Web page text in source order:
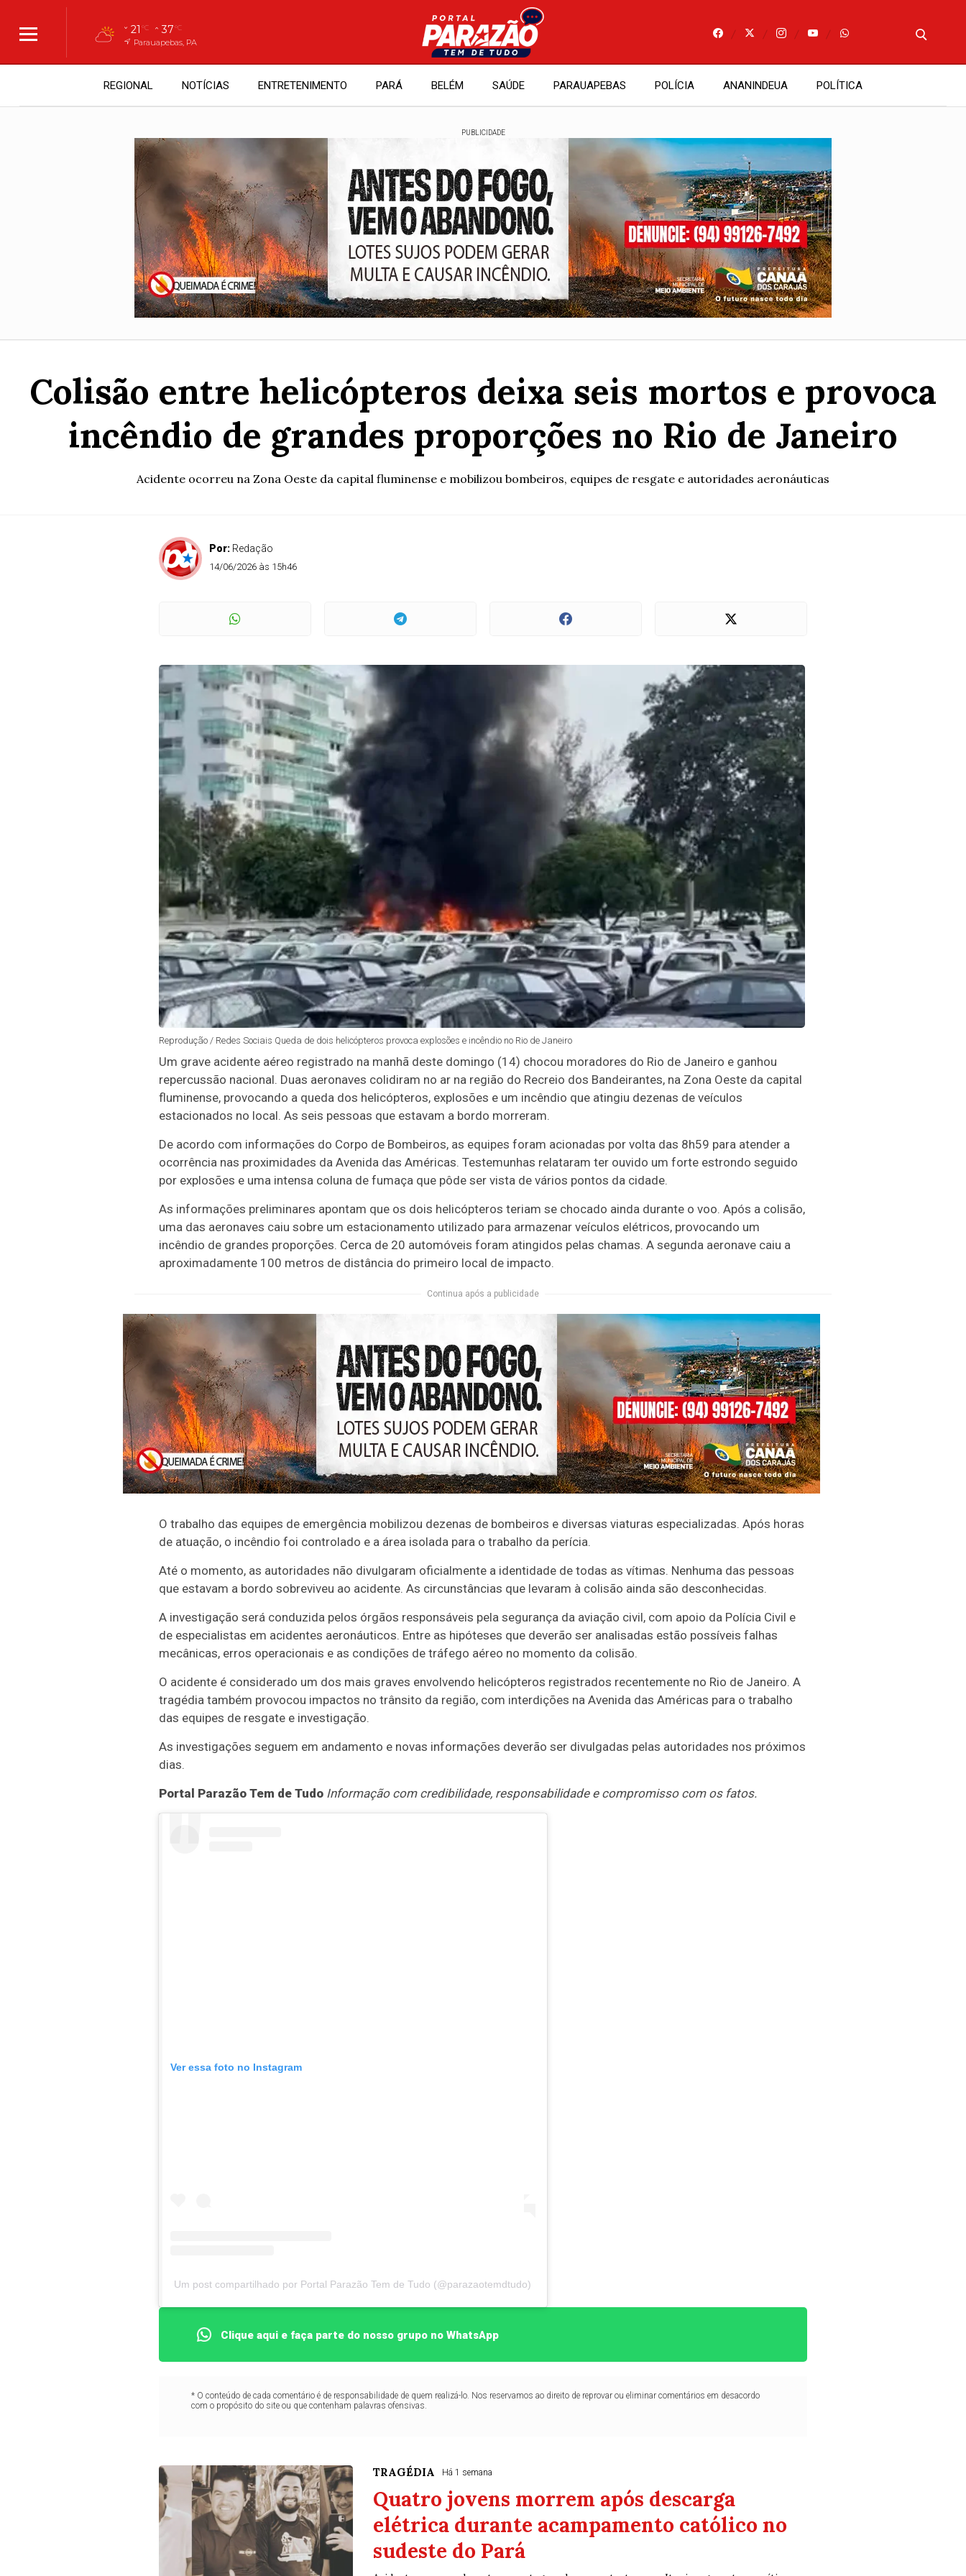
21 °C 37°C
Parauapebas, PA
REGIONAL NOTÍCIAS ENTRETENIMENTO PARÁ BELÉM SAÚDE PARAUAPEBAS POLÍCIA ANANINDEUA POLÍTICA
PUBLICIDADE
Colisão entre helicópteros deixa seis mortos e provoca
incêndio de grandes proporções no Rio de Janeiro
Acidente ocorreu na Zona Oeste da capital fluminense e mobilizou bombeiros, equipes de resgate e autoridades aeronáuticas
Por: Redação
14/06/2026 às 15h46
Reprodução / Redes Sociais Queda de dois helicópteros provoca explosões e incêndio no Rio de Janeiro
Um grave acidente aéreo registrado na manhã deste domingo (14) chocou moradores do Rio de Janeiro e ganhou
repercussão nacional. Duas aeronaves colidiram no ar na região do Recreio dos Bandeirantes, na Zona Oeste da capital
fluminense, provocando a queda dos helicópteros, explosões e um incêndio que atingiu dezenas de veículos
estacionados no local. As seis pessoas que estavam a bordo morreram.
De acordo com informações do Corpo de Bombeiros, as equipes foram acionadas por volta das 8h59 para atender a
ocorrência nas proximidades da Avenida das Américas. Testemunhas relataram ter ouvido um forte estrondo seguido
por explosões e uma intensa coluna de fumaça que pôde ser vista de vários pontos da cidade.
As informações preliminares apontam que os dois helicópteros teriam se chocado ainda durante o voo. Após a colisão,
uma das aeronaves caiu sobre um estacionamento utilizado para armazenar veículos elétricos, provocando um
incêndio de grandes proporções. Cerca de 20 automóveis foram atingidos pelas chamas. A segunda aeronave caiu a
aproximadamente 100 metros de distância do primeiro local de impacto.
Continua após a publicidade
O trabalho das equipes de emergência mobilizou dezenas de bombeiros e diversas viaturas especializadas. Após horas
de atuação, o incêndio foi controlado e a área isolada para o trabalho da perícia.
Até o momento, as autoridades não divulgaram oficialmente a identidade de todas as vítimas. Nenhuma das pessoas
que estavam a bordo sobreviveu ao acidente. As circunstâncias que levaram à colisão ainda são desconhecidas.
A investigação será conduzida pelos órgãos responsáveis pela segurança da aviação civil, com apoio da Polícia Civil e
de especialistas em acidentes aeronáuticos. Entre as hipóteses que deverão ser analisadas estão possíveis falhas
mecânicas, erros operacionais e as condições de tráfego aéreo no momento da colisão.
O acidente é considerado um dos mais graves envolvendo helicópteros registrados recentemente no Rio de Janeiro. A
tragédia também provocou impactos no trânsito da região, com interdições na Avenida das Américas para o trabalho
das equipes de resgate e investigação.
As investigações seguem em andamento e novas informações deverão ser divulgadas pelas autoridades nos próximos
dias.
Portal Parazão Tem de Tudo Informação com credibilidade, responsabilidade e compromisso com os fatos.
Ver essa foto no Instagram
Um post compartilhado por Portal Parazão Tem de Tudo (@parazaotemdtudo)
Clique aqui e faça parte do nosso grupo no WhatsApp
* O conteúdo de cada comentário é de responsabilidade de quem realizá-lo. Nos reservamos ao direito de reprovar ou eliminar comentários em desacordo
com o propósito do site ou que contenham palavras ofensivas.
TRAGÉDIA Há 1 semana
Quatro jovens morrem após descarga
elétrica durante acampamento católico no
sudeste do Pará